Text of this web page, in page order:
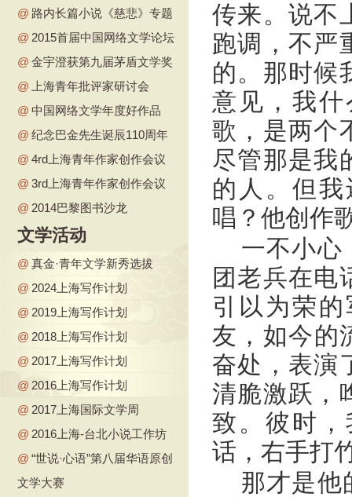
@ 路内长篇小说《慈悲》专题
@ 2015首届中国网络文学论坛
@ 金宇澄获第九届茅盾文学奖
@
上海青年批评家研讨会
@ 中国网络文学年度好作品
@ 纪念巴金先生诞辰110周年
@ 4rd上海青年作家创作会议
@ 3rd上海青年作家创作会议
@ 2014巴黎图书沙龙
文学活动
@ 真金·青年文学新秀选拔
@ 2024上海写作计划
@ 2019上海写作计划
@ 2018上海写作计划
@ 2017上海写作计划
@ 2016上海写作计划
@ 2017上海国际文学周
@ 2016上海-台北小说工作坊
@ “世说·心语”第八届华语原创
文学大赛
传来。说不
跑调，不严
的。那时候
意见，我
歌，是两个
尽管那是我
的人。但
唱？他创作
一不小心
团老兵在电
引以为荣
友，如今
奋处，表演
清脆激跃，
致。彼时
话，右手打
那才是他